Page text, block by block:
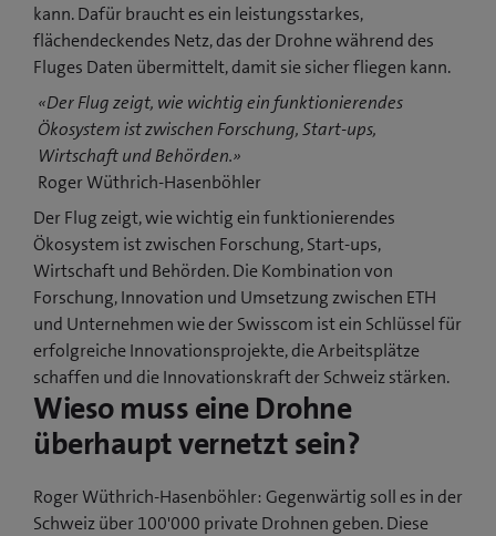
kann. Dafür braucht es ein leistungsstarkes,
flächendeckendes Netz, das der Drohne während des
Fluges Daten übermittelt, damit sie sicher fliegen kann.
«Der Flug zeigt, wie wichtig ein funktionierendes
Ökosystem ist zwischen Forschung, Start-ups,
Wirtschaft und Behörden.»
Roger Wüthrich-Hasenböhler
Der Flug zeigt, wie wichtig ein funktionierendes
Ökosystem ist zwischen Forschung, Start-ups,
Wirtschaft und Behörden. Die Kombination von
Forschung, Innovation und Umsetzung zwischen ETH
und Unternehmen wie der Swisscom ist ein Schlüssel für
erfolgreiche Innovationsprojekte, die Arbeitsplätze
schaffen und die Innovationskraft der Schweiz stärken.
Wieso muss eine Drohne
überhaupt vernetzt sein?
Roger Wüthrich-Hasenböhler: Gegenwärtig soll es in der
Schweiz über 100'000 private Drohnen geben. Diese